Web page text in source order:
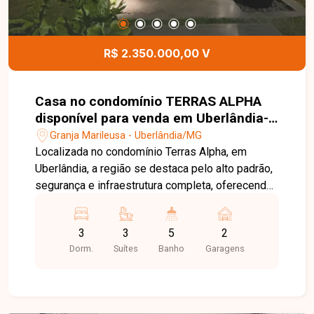
independente. Entre em contato com a Delta
Imóveis e agende uma visita. Nossa equipe está
pronta para apresentar todos os detalhes deste
excelente imóvel e ajudá-lo a encontrar o imóvel
R$ 2.350.000,00 V
Casa no condomínio TERRAS ALPHA
disponível para venda em Uberlândia-
MGGranja Marileusa - Uberlândia/MG
Localizada no condomínio Terras Alpha, em
Uberlândia, a região se destaca pelo alto padrão,
segurança e infraestrutura completa, oferecendo
acesso às principais vias da cidade. O imóvel
possui aproximadamente 190m² de área
construída, com sala ampla integrada à cozinha
3
Dorm.
3
Suítes
5
Banho
2
Garagens